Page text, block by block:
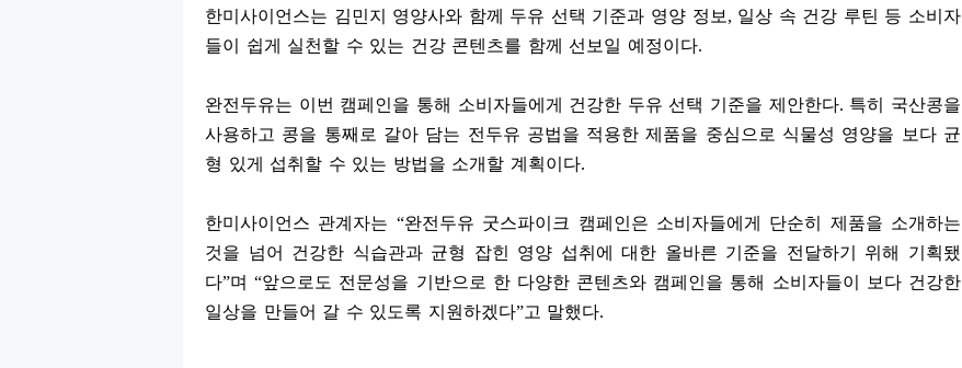
한미사이언스는 김민지 영양사와 함께 두유 선택 기준과 영양 정보 , 일상 속 건강 루틴 등 소비자
들이 쉽게 실천할 수 있는 건강 콘텐츠를 함께 선보일 예정이다.
완전두유는 이번 캠페인을 통해 소비자들에게 건강한 두유 선택 기준을 제안한다. 특히 국산콩을
사용하고 콩을 통째로 갈아 담는 전두유 공법을 적용한 제품을 중심으로 식물성 영양을 보다 균
형 있게 섭취할 수 있는 방법을 소개할 계획이다.
한미사이언스 관계자는 “완전두유 굿스파이크 캠페인은 소비자들에게 단순히 제품을 소개하는
것을 넘어 건강한 식습관과 균형 잡힌 영양 섭취에 대한 올바른 기준을 전달하기 위해 기획됐
다”며“앞으로도 전문성을 기반으로 한 다양한 콘텐츠와 캠페인을 통해 소비자들이 보다 건강한
일상을 만들어 갈 수 있도록 지원하겠다”고 말했다.